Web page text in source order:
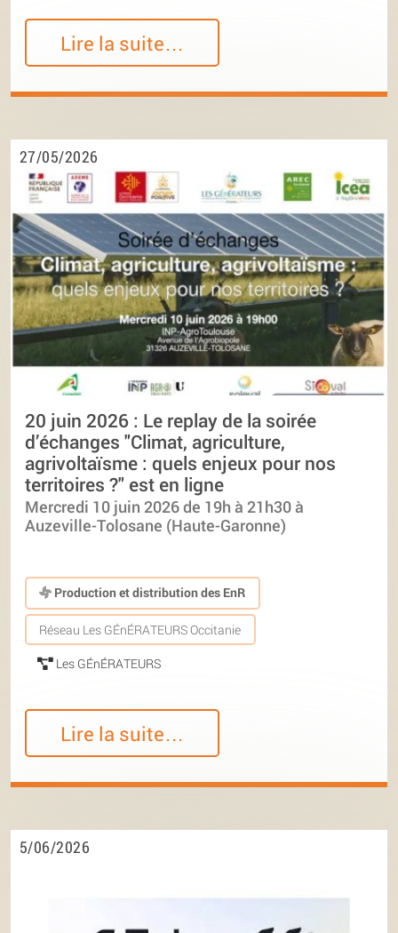
Lire la suite…
27/05/2026
20 juin 2026 : Le replay de la soirée
d’échanges "Climat, agriculture,
agrivoltaïsme : quels enjeux pour nos
territoires ?" est en ligne
Mercredi 10 juin 2026 de 19h à 21h30 à
Auzeville-Tolosane (Haute-Garonne)
Production et distribution des EnR
Réseau Les GÉnÉRATEURS Occitanie
Les GÉnÉRATEURS
Lire la suite…
5/06/2026